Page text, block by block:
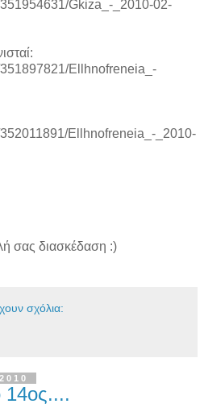
Gkiza_-_2010-02-
Ellhnofreneia_-
Ellhnofreneia_-_2010-
σας διασκέδαση :)
σχόλια:
14ος....